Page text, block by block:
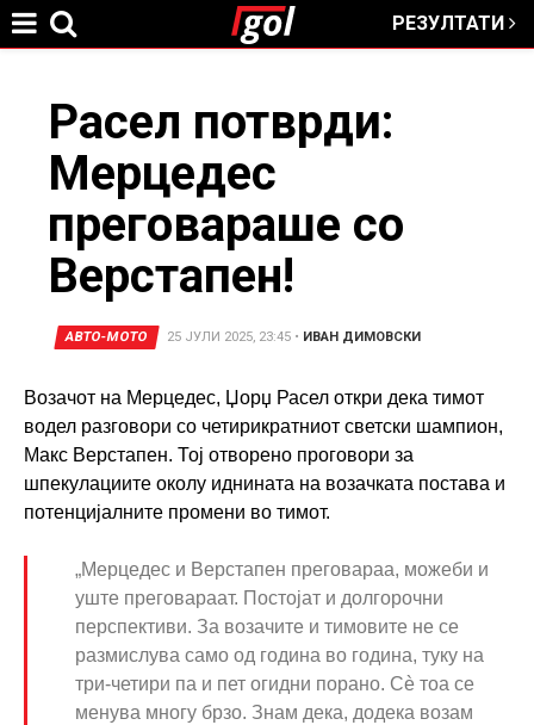
РЕЗУЛТАТИ
here
Расел потврди:
Мерцедес
преговараше со
Верстапен!
АВТО-МОТО 25 ЈУЛИ 2025, 23:45 • ИВАН ДИМОВСКИ
Возачот на Мерцедес, Џорџ Расел откри дека тимот
водел разговори со четирикратниот светски шампион,
Макс Верстапен. Тој отворено проговори за
шпекулациите околу иднината на возачката постава и
потенцијалните промени во тимот.
„Мерцедес и Верстапен преговараа, можеби и
уште преговараат. Постојат и долгорочни
перспективи. За возачите и тимовите не се
размислува само од година во година, туку на
три-четири па и пет огидни порано. Сè тоа се
менува многу брзо. Знам дека, додека возам